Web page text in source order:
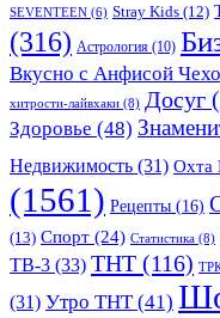
SEVENTEEN (6) Stray Kids (12)
(316) Астрология (10)
Вкусно с Анфисой
хитрости-лайвхаки (8) Досуг
Здоровье (48)
Недвижимость (31) Охта
(1561) Рецепты (16)
(13) Спорт (24) Статистика (8)
ТВ-3 (33) ТНТ (116)
(31) Утро ТНТ(41)